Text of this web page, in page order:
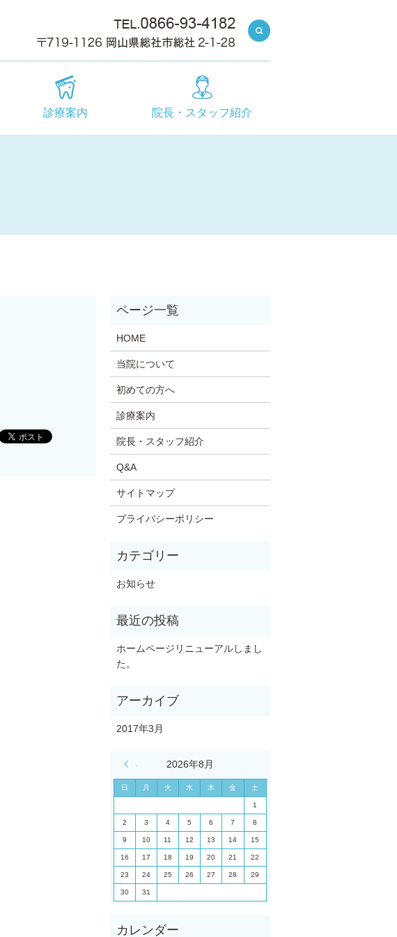
診療案内 院長・スタッフ紹介
HOME
当院について
初めての方へ
診療案内
院長・スタッフ紹介
Q&A
サイトマップ
プライバシーポリシー
お知らせ
ホームページリニューアルしまし
た。
2017年3月
2026年8月
日 月 火 水 木 金 土
1
2 3 4 5 6 7 8
9 10 11 12 13 14 15
16 17 18 19 20 21 22
23 24 25 26 27 28 29
30 31